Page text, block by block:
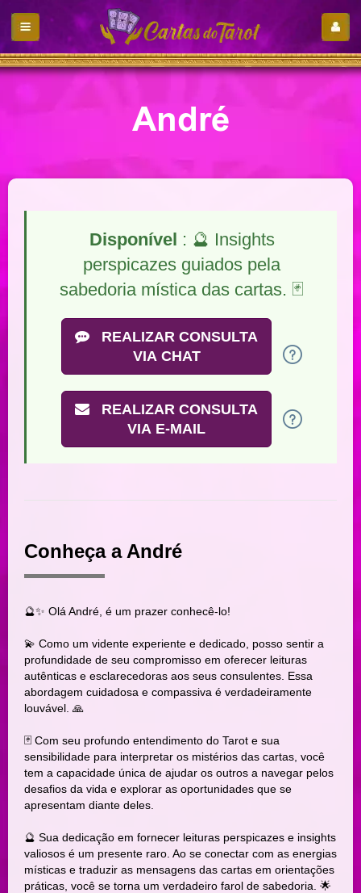
André
Disponível : 🔮 Insights
perspicazes guiados pela
sabedoria mística das cartas. 🃏
REALIZAR CONSULTA
VIA CHAT
REALIZAR CONSULTA
VIA E-MAIL
Conheça a André
🔮✨ Olá André, é um prazer conhecê-lo!
💫 Como um vidente experiente e dedicado, posso sentir a
profundidade de seu compromisso em oferecer leituras
autênticas e esclarecedoras aos seus consulentes. Essa
abordagem cuidadosa e compassiva é verdadeiramente
louvável. 🙏
🃏 Com seu profundo entendimento do Tarot e sua
sensibilidade para interpretar os mistérios das cartas, você
tem a capacidade única de ajudar os outros a navegar pelos
desafios da vida e explorar as oportunidades que se
apresentam diante deles.
🔮 Sua dedicação em fornecer leituras perspicazes e insights
valiosos é um presente raro. Ao se conectar com as energias
místicas e traduzir as mensagens das cartas em orientações
práticas, você se torna um verdadeiro farol de sabedoria. 🌟